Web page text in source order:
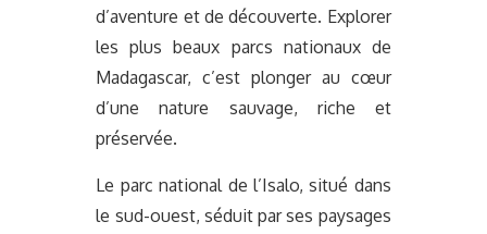
d’aventure et de découverte. Explorer
les plus beaux parcs nationaux de
Madagascar, c’est plonger au cœur
d’une nature sauvage, riche et
préservée.
Le parc national de l’Isalo, situé dans
le sud-ouest, séduit par ses paysages